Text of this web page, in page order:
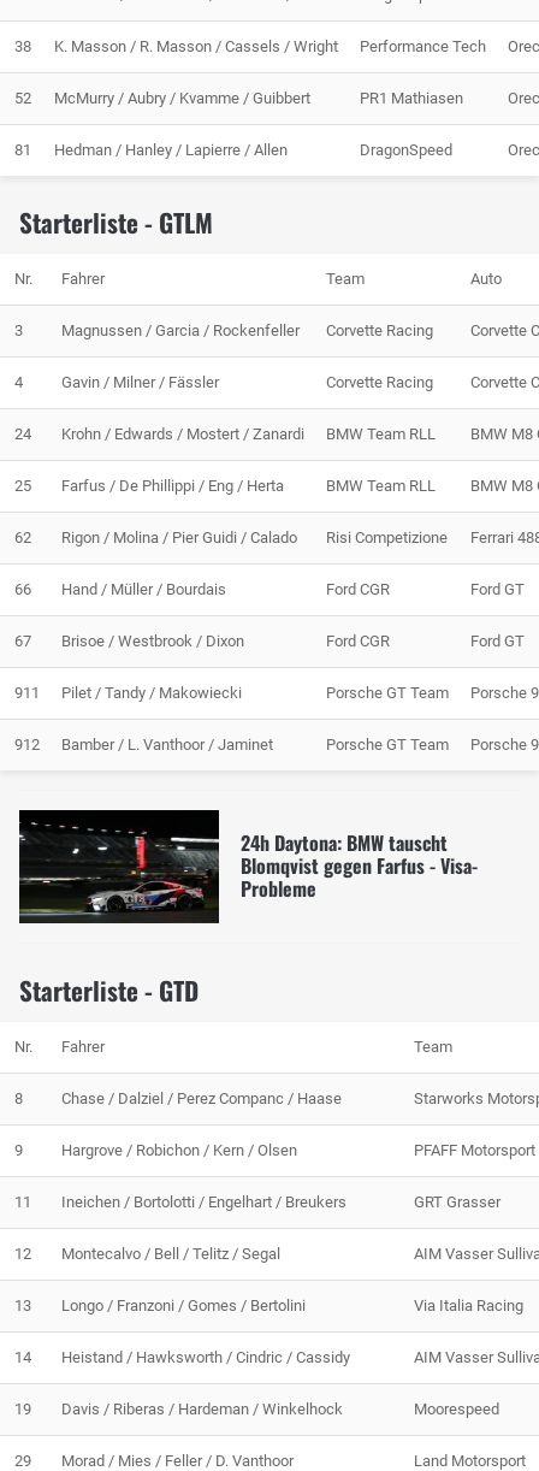
38 K. Masson / R. Masson / Cassels / Wright Performance Tech
52 McMurry / Aubry / Kvamme / Guibbert PR1 Mathiasen
81 Hedman / Hanley / Lapierre / Allen DragonSpeed
Starterliste - GTLM
Nr. Fahrer Team Auto
3 Magnussen / Garcia / Rockenfeller Corvette Racing Corvette
4 Gavin / Milner / Fässler Corvette Racing Corvette
24 Krohn / Edwards / Mostert / Zanardi BMW Team RLL BMW M8
25 Farfus / De Phillippi / Eng / Herta BMW Team RLL BMW M8
62 Rigon / Molina / Pier Guidi / Calado Risi Competizione Ferrari
66 Hand / Müller / Bourdais Ford CGR Ford GT
67 Brisoe / Westbrook / Dixon Ford CGR Ford GT
911 Pilet / Tandy / Makowiecki Porsche GT Team Porsche
912 Bamber / L. Vanthoor / Jaminet Porsche GT Team Porsche
24h Daytona: BMW tauscht
Blomqvist gegen Farfus - Visa-
Probleme
Starterliste - GTD
Nr. Fahrer Team
8 Chase / Dalziel / Perez Companc / Haase Starworks
9 Hargrove / Robichon / Kern / Olsen PFAFF Motorsport
11 Ineichen / Bortolotti / Engelhart / Breukers GRT Grasser
12 Montecalvo / Bell / Telitz / Segal AIM Vasser
13 Longo / Franzoni / Gomes / Bertolini Via Italia Racing
14 Heistand / Hawksworth / Cindric / Cassidy AIM Vasser
19 Davis / Riberas / Hardeman / Winkelhock Moorespeed
29 Morad / Mies / Feller / D. Vanthoor Land Motorsport